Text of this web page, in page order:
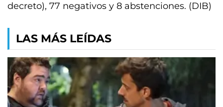
decreto), 77 negativos y 8 abstenciones. (DIB)
LAS MÁS LEÍDAS